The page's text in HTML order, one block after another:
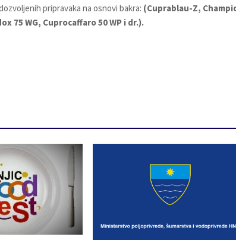
pripravaka na osnovi bakra: (Cuprablau-Z,
75 WG, Cuprocaffaro 50 WP i dr.).